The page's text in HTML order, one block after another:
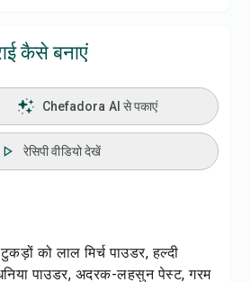
कैसे बनाएं
Chefadora AI से पकाएं
रेसिपी वीडियो देखें
को लाल मिर्च पाउडर, हल्दी
पाउडर, अदरक-लहसुन पेस्ट, गरम